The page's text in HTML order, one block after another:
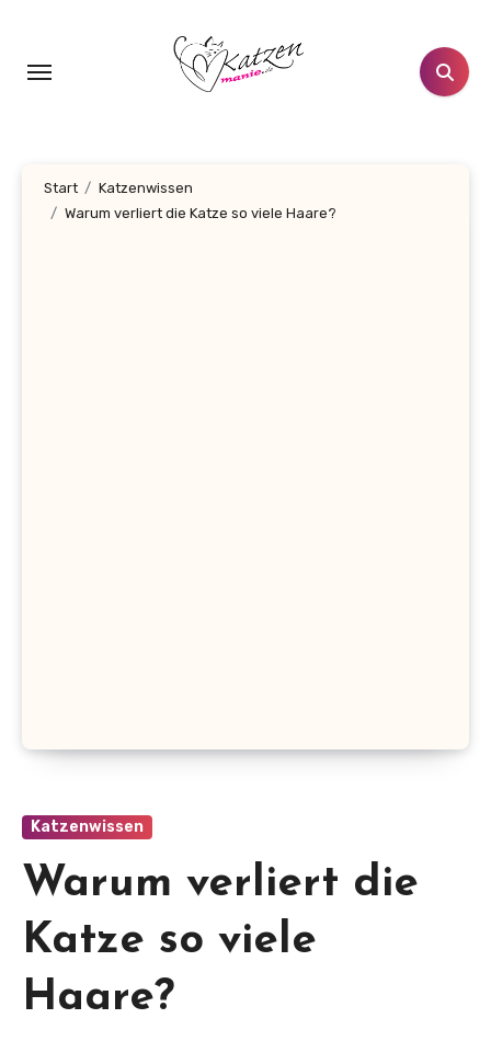
springen
Start
Katzenwissen
Warum verliert die Katze so viele Haare?
Katzenwissen
Warum verliert die
Katze so viele
Haare?